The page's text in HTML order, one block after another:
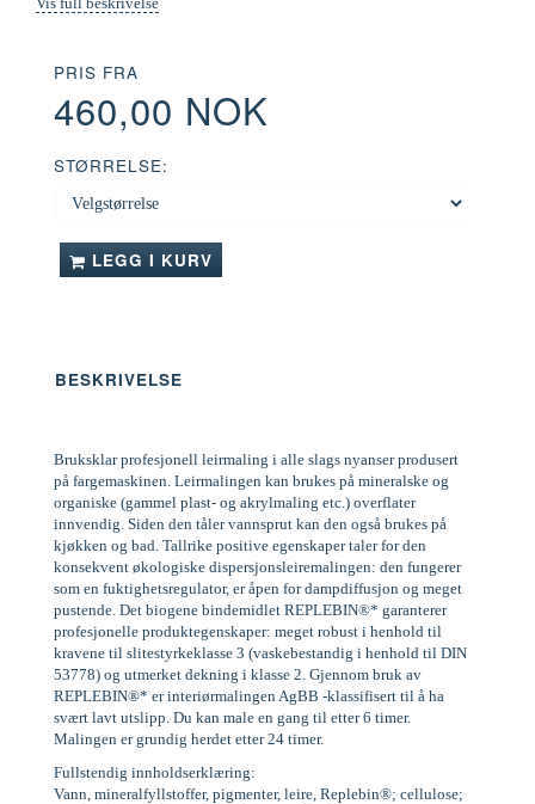
PRIS FRA
460,00 NOK
STØRRELSE:
LEGG I KURV
BESKRIVELSE
Bruksklar profesjonell leirmaling i alle slags nyanser produsert
på fargemaskinen. Leirmalingen kan brukes på mineralske og
organiske (gammel plast- og akrylmaling etc.) overflater
innvendig. Siden den tåler vannsprut kan den også brukes på
kjøkken og bad. Tallrike positive egenskaper taler for den
konsekvent økologiske dispersjonsleiremalingen: den fungerer
som en fuktighetsregulator, er åpen for dampdiffusjon og meget
pustende. Det biogene bindemidlet REPLEBIN®* garanterer
profesjonelle produktegenskaper: meget robust i henhold til
kravene til slitestyrkeklasse 3 (vaskebestandig i henhold til DIN
53778) og utmerket dekning i klasse 2. Gjennom bruk av
REPLEBIN®* er interiørmalingen AgBB -klassifisert til å ha
svært lavt utslipp. Du kan male en gang til etter 6 timer.
Malingen er grundig herdet etter 24 timer.
Fullstendig innholdserklæring:
Vann, mineralfyllstoffer, pigmenter, leire, Replebin®; cellulose;